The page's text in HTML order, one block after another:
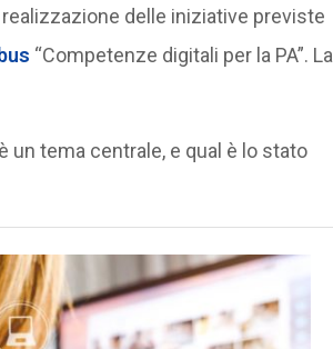
delle iniziative previste
“Competenze digitali per la PA”. La
tema centrale, e qual è lo stato